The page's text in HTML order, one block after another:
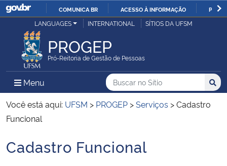
IR
COMUNICA BR ACESSO À INFORMAÇÃO
Ministério da Justiça e Segurança Pública
Ministério da Defesa
Ministério das Relações Exteriores
Ministério da Infraestrutura
LANGUAGES INTERNATIONAL SÍTIOS DA UFSM
PROGEP
Pró-Reitoria de Gestão de Pessoas
Menu Menu Principal do Sítio
Busca
Buscar no no Sítio
Busca:
Você está aqui: UFSM > PROGEP >Serviços >Cadastro
Funcional
Início do conteúdo
Cadastro Funcional